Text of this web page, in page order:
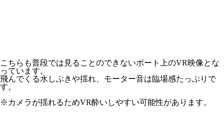
こちらも普段では見ることのできないボート上のVR映像とな
っています。
飛んでくる水しぶきや揺れ、モーター音は臨場感たっぷりで
す。
※カメラが揺れるためVR酔いしやすい可能性があります。